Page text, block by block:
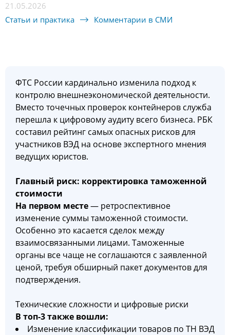
21.05.2026
Статьи и практика
Комментарии в СМИ
ФТС России кардинально изменила подход к
контролю внешнеэкономической деятельности.
Вместо точечных проверок контейнеров служба
перешла к цифровому аудиту всего бизнеса. РБК
составил рейтинг самых опасных рисков для
участников ВЭД на основе экспертного мнения
ведущих юристов.
Главный риск: корректировка таможенной
стоимости
На первом месте— ретроспективное
изменение суммы таможенной стоимости.
Особенно это касается сделок между
взаимосвязанными лицами. Таможенные
органы все чаще не соглашаются с заявленной
ценой, требуя обширный пакет документов для
подтверждения.
Технические сложности и цифровые риски
В топ-3 также вошли:
Изменение классификации товаров по ТН ВЭД